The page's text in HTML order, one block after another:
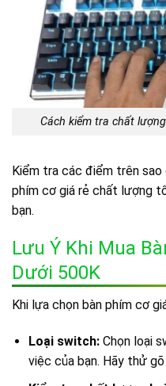
Cách kiểm tra chất
Kiểm tra các điểm trên
phím cơ giá rẻ chất lượng
bạn.
Lưu Ý Khi Mua
Dưới 500K
Khi lựa chọn bàn phím cơ
Loại switch:Chọn loại
việc của bạn. Hãy thử